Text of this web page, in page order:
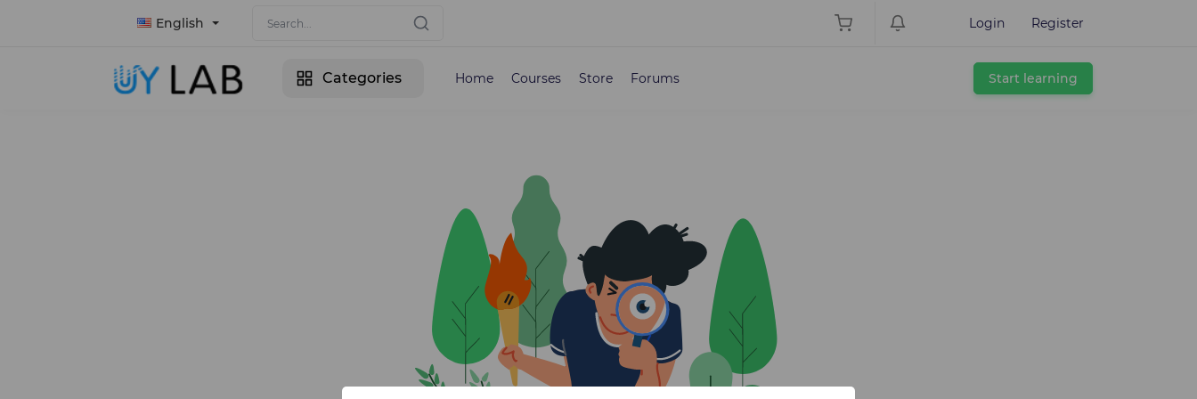
English Login Register
Categories Home Courses Store Forums Start learning